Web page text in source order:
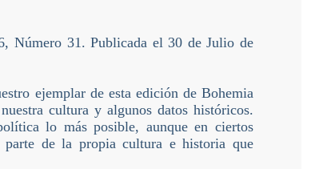
Número 31. Publicada el 30 de Julio de
ejemplar de esta edición de Bohemia
cultura y algunos datos históricos.
lo más posible, aunque en ciertos
parte de la propia cultura e historia que